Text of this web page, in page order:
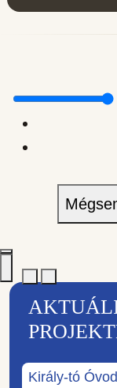
Király-tó